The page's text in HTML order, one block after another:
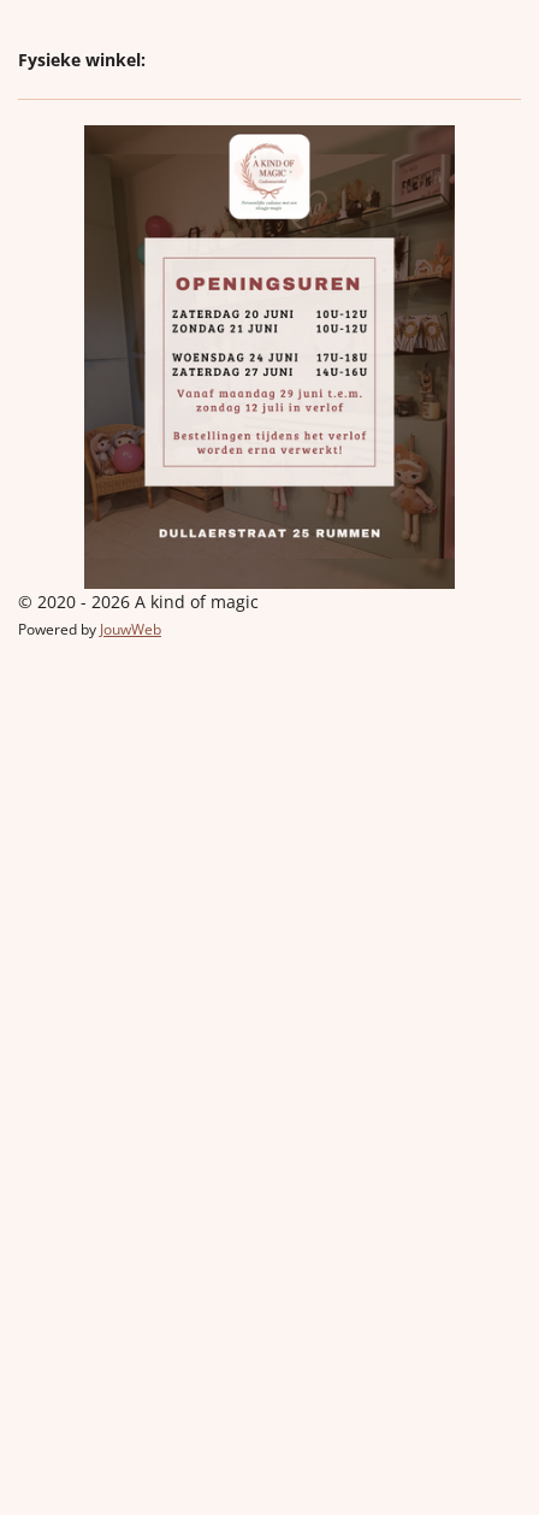
Fysieke winkel:
© 2020 - 2026 A kind of magic
Powered by JouwWeb